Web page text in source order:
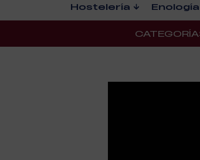
Hostelería Enología